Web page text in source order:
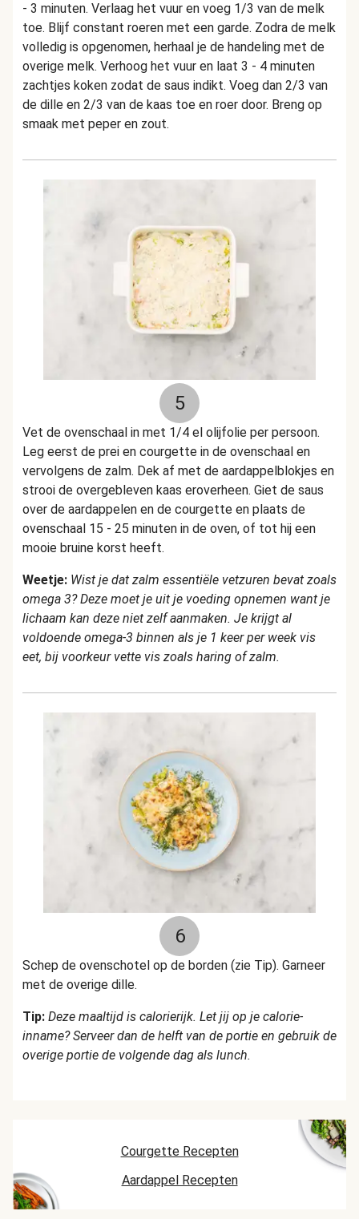
- 3 minuten. Verlaag het vuur en voeg 1/3 van de melk
toe. Blijf constant roeren met een garde. Zodra de melk
volledig is opgenomen, herhaal je de handeling met de
overige melk. Verhoog het vuur en laat 3 - 4 minuten
zachtjes koken zodat de saus indikt. Voeg dan 2/3 van
de dille en 2/3 van de kaas toe en roer door. Breng op
smaak met peper en zout.
5
Vet de ovenschaal in met 1/4 el olijfolie per persoon.
Leg eerst de prei en courgette in de ovenschaal en
vervolgens de zalm. Dek af met de aardappelblokjes en
strooi de overgebleven kaas eroverheen. Giet de saus
over de aardappelen en de courgette en plaats de
ovenschaal 15 - 25 minuten in de oven, of tot hij een
mooie bruine korst heeft.
Weetje: Wist je dat zalm essentiële vetzuren bevat zoals
omega 3? Deze moet je uit je voeding opnemen want je
lichaam kan deze niet zelf aanmaken. Je krijgt al
voldoende omega-3 binnen als je 1 keer per week vis
eet, bij voorkeur vette vis zoals haring of zalm.
6
Schep de ovenschotel op de borden (zie Tip). Garneer
met de overige dille.
Tip: Deze maaltijd is calorierijk. Let jij op je calorie-
inname? Serveer dan de helft van de portie en gebruik de
overige portie de volgende dag als lunch.
Courgette Recepten
Aardappel Recepten